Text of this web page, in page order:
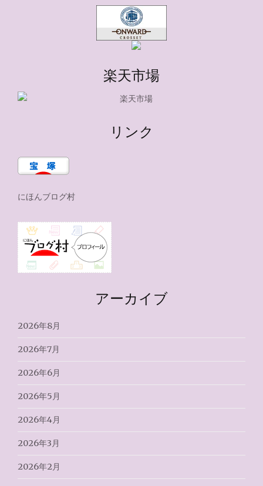
楽天市場
リンク
にほんブログ村
アーカイブ
2026年8月
2026年7月
2026年6月
2026年5月
2026年4月
2026年3月
2026年2月